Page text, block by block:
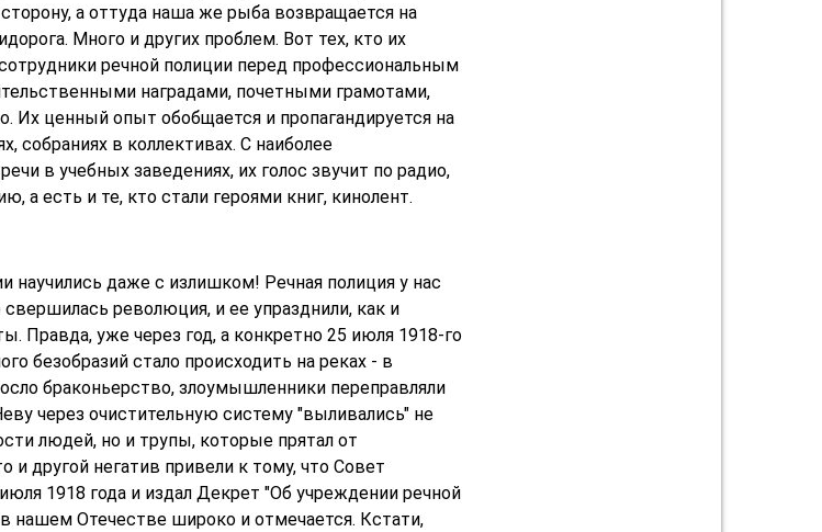
а оттуда наша же рыба возвращается на
Много и других проблем. Вот тех, кто их
речной полиции перед профессиональным
наградами, почетными грамотами,
ценный опыт обобщается и пропагандируется на
собраниях в коллективах. С наиболее
в учебных заведениях, их голос звучит по радио,
а есть и те, кто стали героями книг, кинолент.
научились даже с излишком! Речная полиция у нас
революция, и ее упразднили, как и
Правда, уже через год, а конкретно 25 июля 1918-го
безобразий стало происходить на реках - в
браконьерство, злоумышленники переправляли
через очистительную систему "выливались" не
людей, но и трупы, которые прятал от
и другой негатив привели к тому, что Совет
1918 года и издал Декрет "Об учреждении речной
нашем Отечестве широко и отмечается. Кстати,